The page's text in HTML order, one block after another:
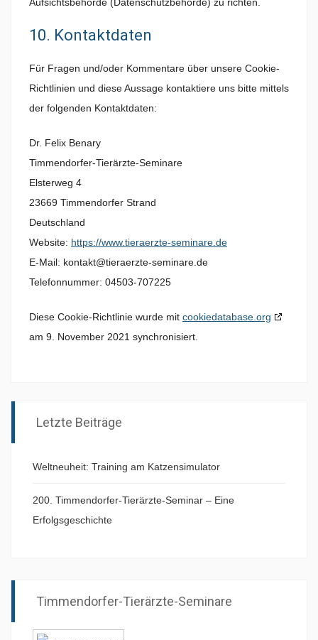
10. Kontaktdaten
Für Fragen und/oder Kommentare über unsere Cookie-
Richtlinien und diese Aussage kontaktiere uns bitte mittels
der folgenden Kontaktdaten:
Dr. Felix Benary
Timmendorfer-Tierärzte-Seminare
Elsterweg 4
23669 Timmendorfer Strand
Deutschland
Website: https://www.tieraerzte-seminare.de
E-Mail: kontakt@tieraerzte-seminare.de
Telefonnummer: 04503-707225
Diese Cookie-Richtlinie wurde mit cookiedatabase.org
am 9. November 2021 synchronisiert.
Letzte Beiträge
Weltneuheit: Training am Katzensimulator
200. Timmendorfer-Tierärzte-Seminar – Eine
Erfolgsgeschichte
Timmendorfer-Tierärzte-Seminare